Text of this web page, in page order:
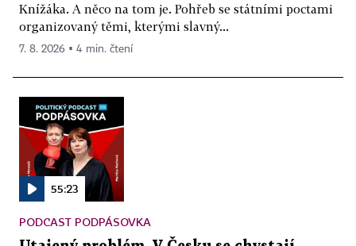
Knížáka. A něco na tom je. Pohřeb se státními poctami
organizovaný těmi, kterými slavný...
7. 8. 2026 ▪ 4 min. čtení
55:23
PODCAST PODPÁSOVKA